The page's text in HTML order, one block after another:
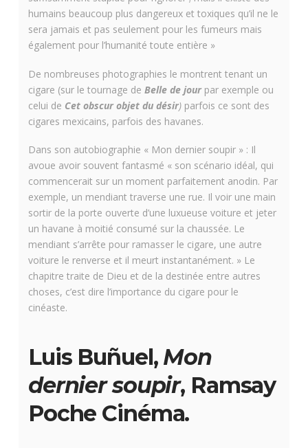
humains beaucoup plus dangereux et toxiques qu’il ne le
sera jamais et pas seulement pour les fumeurs mais
également pour l’humanité toute entière »
De nombreuses photographies le montrent tenant un
cigare (sur le tournage de Belle de jourpar exemple ou
celui de Cet obscur objet du désir) parfois ce sont des
cigares mexicains, parfois des havanes.
Dans son autobiographie « Mon dernier soupir » : Il
avoue avoir souvent fantasmé « son scénario idéal, qui
commencerait sur un moment parfaitement anodin. Par
exemple, un mendiant traverse une rue. Il voir une main
sortir de la porte ouverte d’une luxueuse voiture et jeter
un havane à moitié consumé sur la chaussée. Le
mendiant s’arrête pour ramasser le cigare, une autre
voiture le renverse et il meurt instantanément. » Le
chapitre traite de Dieu et de la destinée entre autres
choses, c’est dire l’importance du cigare pour le
cinéaste.
Luis Buñuel, Mon
dernier soupir, Ramsay
Poche Cinéma.